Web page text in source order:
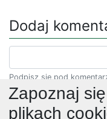
Dodaj
Podpisz się pod
Zapoznaj
plikach